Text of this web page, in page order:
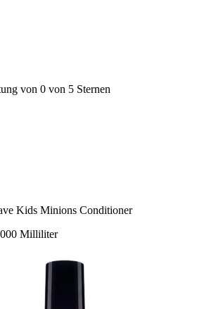
von 0 von 5 Sternen
Kids Minions Conditioner
Milliliter